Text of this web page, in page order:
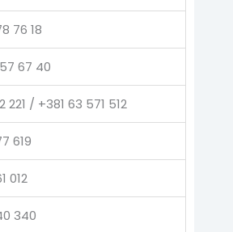
76 18
67 40
221 / +381 63 571 512
619
012
340